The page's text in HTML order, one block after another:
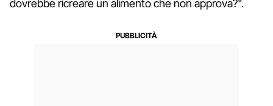
dovrebbe ricreare un alimento che non approva?".